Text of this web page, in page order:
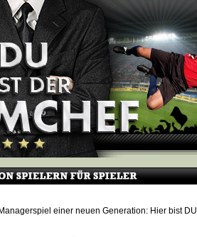
einer neuen Generation: Hier bist DU